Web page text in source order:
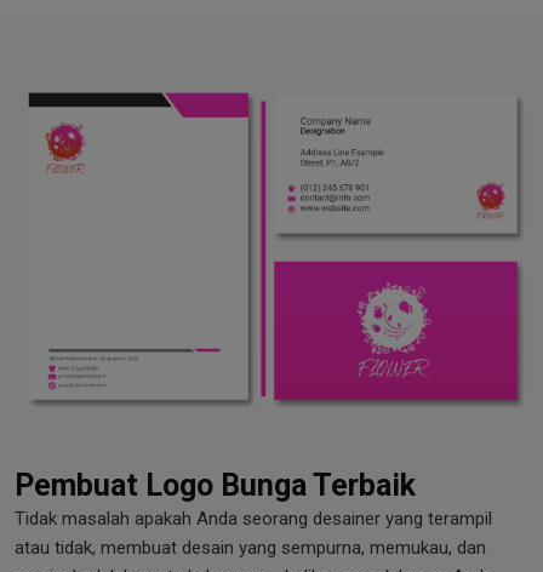
Pembuat Logo Bunga Terbaik
Tidak masalah apakah Anda seorang desainer yang terampil
atau tidak, membuat desain yang sempurna, memukau, dan